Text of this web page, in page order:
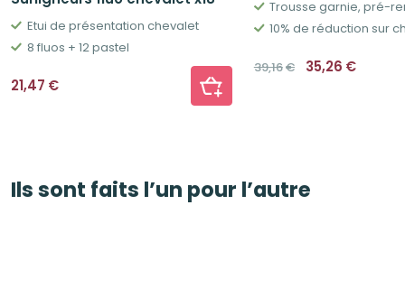
Etui de présentation chevalet
8 fluos + 12 pastel
21,47 €
Trousse garnie, pré-
39,16€ Le
prix
35,26 €
Ils sont faits l’un pour l’autre